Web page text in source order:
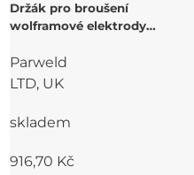
Držák pro broušení
wolframové elektrody
Parweld
LTD, UK
skladem
916,70 Kč